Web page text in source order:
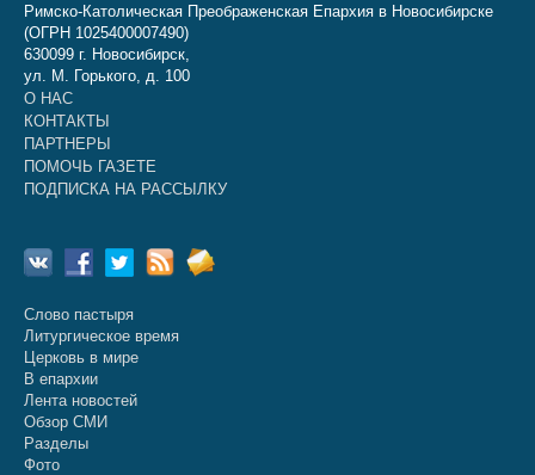
Римско-Католическая Преображенская Епархия в Новосибирске
(ОГРН 1025400007490)
630099 г. Новосибирск,
ул. М. Горького, д. 100
О НАС
КОНТАКТЫ
ПАРТНЕРЫ
ПОМОЧЬ ГАЗЕТЕ
ПОДПИСКА НА РАССЫЛКУ
Слово пастыря
Литургическое время
Церковь в мире
В епархии
Лента новостей
Обзор СМИ
Разделы
Фото